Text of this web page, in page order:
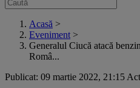
Acasă >
Eveniment >
Generalul Ciucă atacă
Româ...
Publicat: 09 martie 2022, 21:15